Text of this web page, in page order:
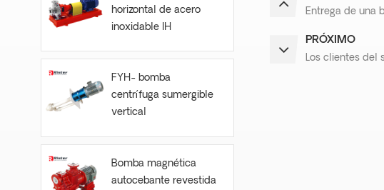
Entrega de una
PRÓXIMO
Los clientes del
horizontal de acero
inoxidable IH
FYH- bomba
centrífuga sumergible
vertical
Bomba magnética
autocebante revestida